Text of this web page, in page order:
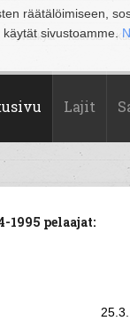
räätälöimiseen,
sivustoamme.
Jyväskylä Kouvola
Lajit
1995 pelaajat: